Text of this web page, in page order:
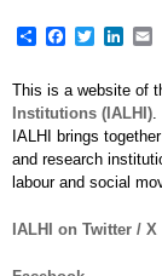
ShareFacebook
Twitter
This is a website of
Institutions (IALHI).
IALHI brings
and research
labour and social
IALHI on Twitter / X